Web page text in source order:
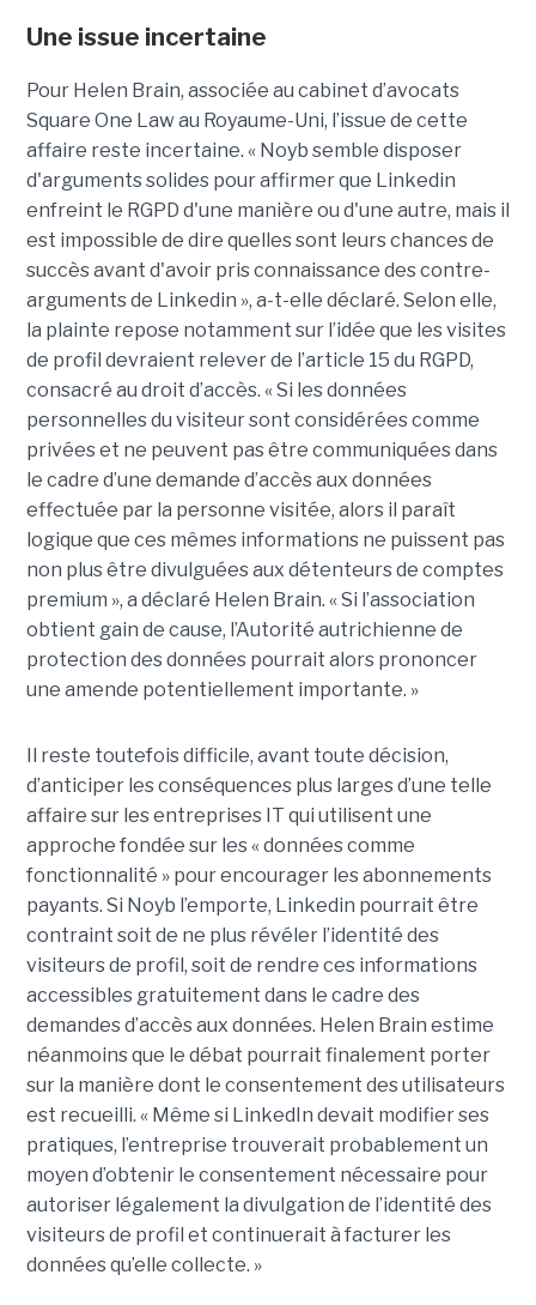
Une issue incertaine
Pour Helen Brain, associée au cabinet d’avocats
Square One Law au Royaume-Uni, l’issue de cette
affaire reste incertaine. « Noyb semble disposer
d'arguments solides pour affirmer que Linkedin
enfreint le RGPD d'une manière ou d'une autre, mais il
est impossible de dire quelles sont leurs chances de
succès avant d'avoir pris connaissance des contre-
arguments de Linkedin », a-t-elle déclaré. Selon elle,
la plainte repose notamment sur l’idée que les visites
de profil devraient relever de l’article 15 du RGPD,
consacré au droit d’accès. « Si les données
personnelles du visiteur sont considérées comme
privées et ne peuvent pas être communiquées dans
le cadre d’une demande d’accès aux données
effectuée par la personne visitée, alors il paraît
logique que ces mêmes informations ne puissent pas
non plus être divulguées aux détenteurs de comptes
premium », a déclaré Helen Brain. « Si l’association
obtient gain de cause, l’Autorité autrichienne de
protection des données pourrait alors prononcer
une amende potentiellement importante. »
Il reste toutefois difficile, avant toute décision,
d’anticiper les conséquences plus larges d’une telle
affaire sur les entreprises IT qui utilisent une
approche fondée sur les « données comme
fonctionnalité » pour encourager les abonnements
payants. Si Noyb l’emporte, Linkedin pourrait être
contraint soit de ne plus révéler l’identité des
visiteurs de profil, soit de rendre ces informations
accessibles gratuitement dans le cadre des
demandes d’accès aux données. Helen Brain estime
néanmoins que le débat pourrait finalement porter
sur la manière dont le consentement des utilisateurs
est recueilli. « Même si LinkedIn devait modifier ses
pratiques, l’entreprise trouverait probablement un
moyen d’obtenir le consentement nécessaire pour
autoriser légalement la divulgation de l’identité des
visiteurs de profil et continuerait à facturer les
données qu’elle collecte. »